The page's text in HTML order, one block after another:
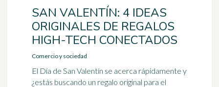
SAN VALENTÍN: 4 IDEAS
ORIGINALES DE REGALOS
HIGH-TECH CONECTADOS
Comercio y sociedad
El Día de San Valentín se acerca rápidamente y
¿estás buscando un regalo original para el